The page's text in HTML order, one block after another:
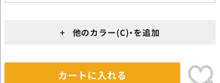
+ 他のカラー(C)・を追加
カートに入れる